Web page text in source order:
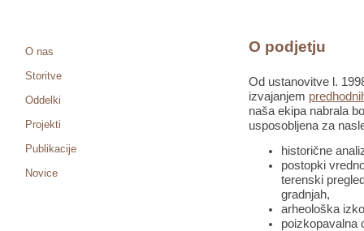
O nas
Storitve
Oddelki
Projekti
Publikacije
Novice
O podjetju
Od ustanovitve l.
izvajanjem
naša ekipa nabrala
usposobljena za
historične
postopki
terenski
gradnjah,
arheološka
poizkopavalna